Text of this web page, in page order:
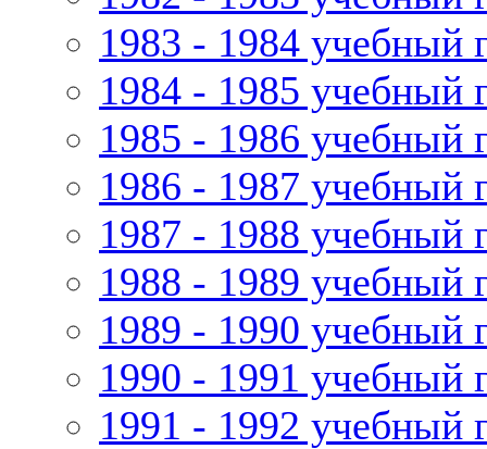
1983 - 1984 учебный
1984 - 1985 учебный
1985 - 1986 учебный
1986 - 1987 учебный
1987 - 1988 учебный
1988 - 1989 учебный
1989 - 1990 учебный
1990 - 1991 учебный
1991 - 1992 учебный